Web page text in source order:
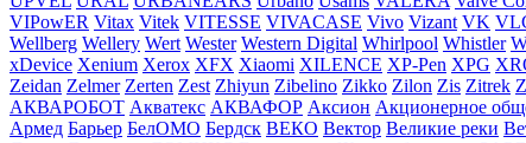
VIPowER Vitax Vitek VITESSE VIVACASE Vivo Vizant VK
Wellberg Wellery Wert Wester Western Digital Whirlpool Whistler
xDevice Xenium Xerox XFX Xiaomi XILENCE XP-Pen XPG
Zeidan Zelmer Zerten Zest Zhiyun Zibelino Zikko Zilon Zis Zitrek
АКВАРОБОТ Акватекс АКВАФОР Аксион Акционерное
Армед Барьер БелОМО Бердск ВЕКО Вектор Великие реки